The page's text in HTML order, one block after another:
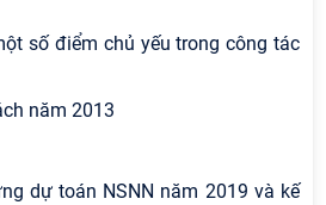
số điểm chủ yếu trong công tác
năm 2013
dự toán NSNN năm 2019 và kế